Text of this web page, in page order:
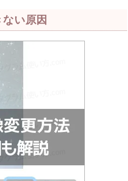
い原因